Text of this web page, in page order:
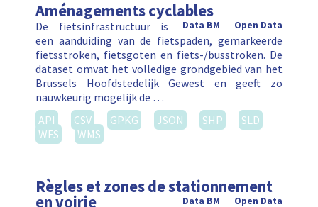
Aménagements cyclables
Open Data
Data BM
De fietsinfrastructuur is
een aanduiding van de fietspaden, gemarkeerde
fietsstroken, fietsgoten en fiets-/busstroken. De
dataset omvat het volledige grondgebied van het
Brussels Hoofdstedelijk Gewest en geeft zo
nauwkeurig mogelijk de …
API
CSV GPKG JSON SHP
SLD
WFS
WMS
Règles et zones de stationnement
en voirie Open Data
Data BM